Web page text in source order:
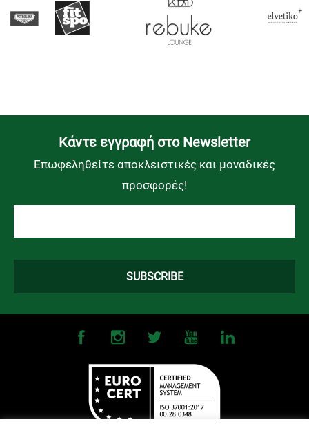
Kάντε εγγραφή στο Newsletter
Επωφεληθείτε αποκλειστικές και μοναδικές
προσφορές!